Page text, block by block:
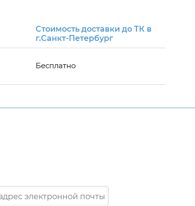
Стоимость доставки до ТК в
г.Санкт-Петербург
Бесплатно